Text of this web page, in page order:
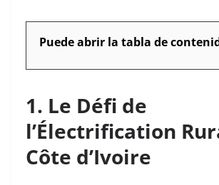
Puede abrir la tabla de
1. Le Défi de
l’Électrification
Côte d’Ivoire